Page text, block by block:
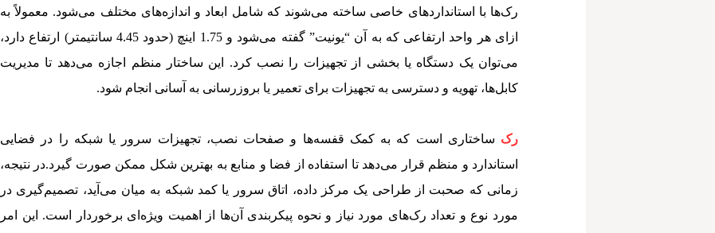
رک‌ها با استانداردهای خاصی ساخته می‌شوند که شامل ابعاد و اندازه‌های مختلف می‌شود. معمولاً به
ازای هر واحد ارتفاعی که به آن “یونیت” گفته می‌شود و 1.75 اینچ (حدود 4.45 سانتیمتر) ارتفاع دارد،
می‌توان یک دستگاه یا بخشی از تجهیزات را نصب کرد. این ساختار منظم اجازه می‌دهد تا مدیریت
کابل‌ها، تهویه و دسترسی به تجهیزات برای تعمیر یا بروزرسانی به آسانی انجام شود.
رک ساختاری است که به کمک قفسه‌ها و صفحات نصب، تجهیزات سرور یا شبکه را در فضایی
استاندارد و منظم قرار می‌دهد تا استفاده از فضا و منابع به بهترین شکل ممکن صورت گیرد.در نتیجه،
زمانی که صحبت از طراحی یک مرکز داده، اتاق سرور یا کمد شبکه به میان می‌آید، تصمیم‌گیری در
مورد نوع و تعداد رک‌های مورد نیاز و نحوه پیکربندی آن‌ها از اهمیت ویژه‌ای برخوردار است. این امر